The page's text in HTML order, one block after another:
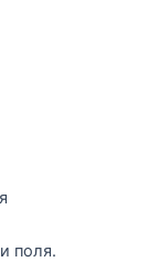
поля.